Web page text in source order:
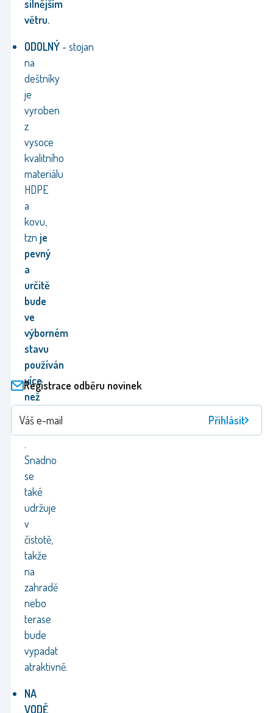
silnějším
větru.
ODOLNÝ-stojan
na
deštníky
je
vyroben
z
vysoce
kvalitního
materiálu
HDPE
a
kovu,
tzn je
pevný
a
určitě
bude
ve
výborném
stavu
používán
více
než
sezónu
.
Snadno
se
také
udržuje
v
čistotě,
takže
na
zahradě
nebo
terase
bude
vypadat
atraktivně.
NA
VODĚ
Registrace odběru novinek
Přihlásit